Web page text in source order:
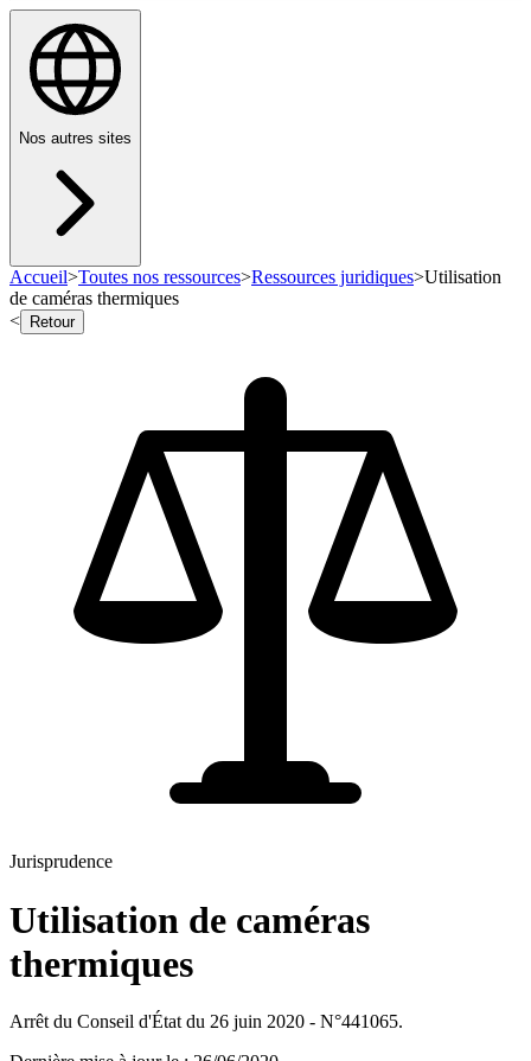
Nos autres sites
Accueil>Toutes nos ressources>Ressources juridiques>Utilisation
de caméras thermiques
<
Retour
Jurisprudence
Utilisation de caméras
thermiques
Arrêt du Conseil d'État du 26 juin 2020 - N°441065.